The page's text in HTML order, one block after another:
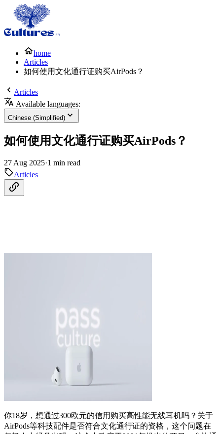
home
Articles
如何使用文化通行证购买AirPods？
Articles
Available languages:
Chinese (Simplified)
如何使用文化通行证购买AirPods？
27 Aug 2025·1 min read
Articles
你18岁，想通过300欧元的信用购买高性能无线耳机吗？关于
AirPods等科技配件是否符合文化通行证的资格，这个问题在